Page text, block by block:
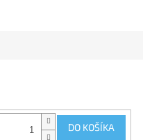
DO KOŠÍKA